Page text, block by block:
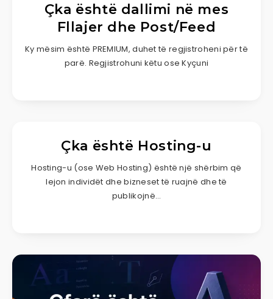
Çka është dallimi në mes
Fllajer dhe Post/Feed
Ky mësim është PREMIUM, duhet të regjistroheni për të
parë. Regjistrohuni këtu ose Kyçuni
Çka është Hosting-u
Hosting-u (ose Web Hosting) është një shërbim që
lejon individët dhe bizneset të ruajnë dhe të
publikojnë…